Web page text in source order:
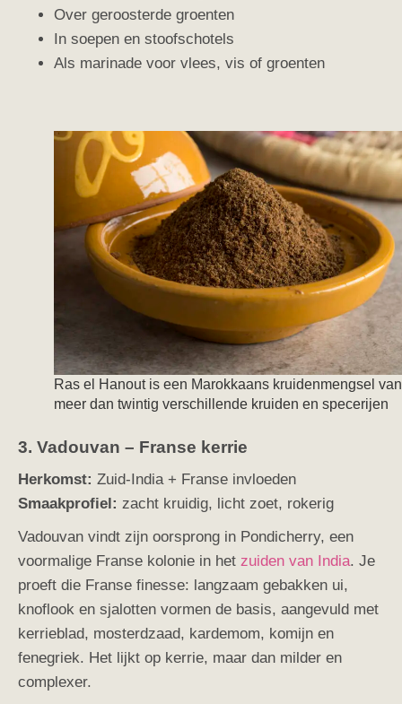
Over geroosterde groenten
In soepen en stoofschotels
Als marinade voor vlees, vis of groenten
Ras el Hanout is een Marokkaans kruidenmengsel van
meer dan twintig verschillende kruiden en specerijen
3. Vadouvan – Franse kerrie
Herkomst: Zuid-India + Franse invloeden
Smaakprofiel: zacht kruidig, licht zoet, rokerig
Vadouvan vindt zijn oorsprong in Pondicherry, een
voormalige Franse kolonie in het zuiden van India. Je
proeft die Franse finesse: langzaam gebakken ui,
knoflook en sjalotten vormen de basis, aangevuld met
kerrieblad, mosterdzaad, kardemom, komijn en
fenegriek. Het lijkt op kerrie, maar dan milder en
complexer.